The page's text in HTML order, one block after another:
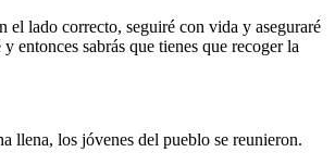
lado correcto, seguiré con vida y aseguraré
entonces sabrás que tienes que recoger la
llena, los jóvenes del pueblo se reunieron.